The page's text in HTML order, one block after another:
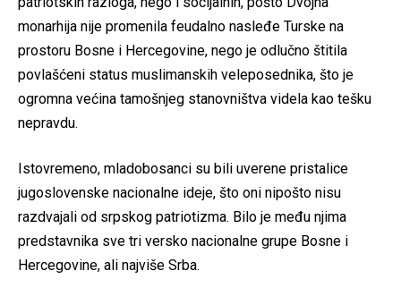
monarhija nije promenila feudalno nasleđe Turske na
prostoru Bosne i Hercegovine, nego je odlučno štitila
povlašćeni status muslimanskih veleposednika, što je
ogromna većina tamošnjeg stanovništva videla kao tešku
nepravdu.
Istovremeno, mladobosanci su bili uverene pristalice
jugoslovenske nacionalne ideje, što oni nipošto nisu
razdvajali od srpskog patriotizma. Bilo je među njima
predstavnika sve tri versko nacionalne grupe Bosne i
Hercegovine, ali najviše Srba.